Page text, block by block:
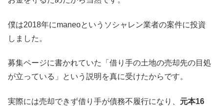
僕は2018年にmaneoというソシャレン業者の案件に投資
しました。
募集ページに書かれていた「借り手の土地の売却先の目処
が立っている」という説明を真に受けたからです。
実際には売却できず借り手が債務不履行になり、 元本16